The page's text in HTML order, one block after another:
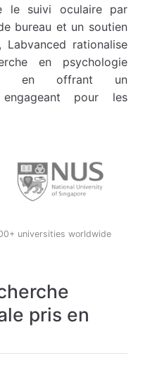
le suivi oculaire par
bureau et un soutien
Labvanced rationalise
en psychologie
en offrant un
pour les
universities worldwide
pris en